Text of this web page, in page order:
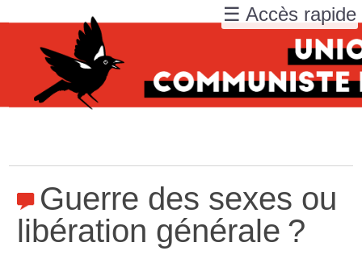
Guerre des sexes ou
libération générale ?
☰ Accès rapide